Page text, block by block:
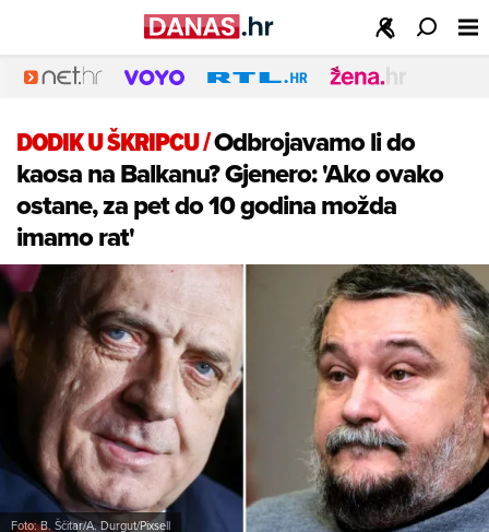
DODIK U ŠKRIPCU/Odbrojavamo li do
kaosa na Balkanu? Gjenero: 'Ako ovako
ostane, za pet do 10 godina možda
imamo rat'
Foto: B. Ščitar/A. Durgut/Pixsell